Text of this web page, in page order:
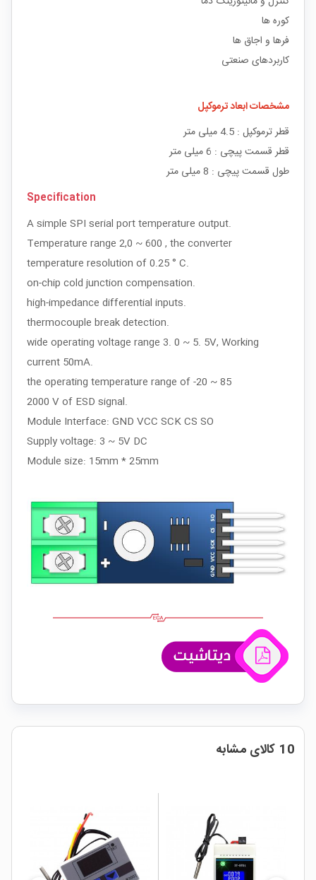
کوره ها
فرها و اجاق ها
کاربردهای صنعتی
مشخصات ابعاد ترموکپل
قطر ترموکپل : 4.5 میلی متر
قطر قسمت پیچی : 6 میلی متر
طول قسمت پیچی : 8 میلی متر
Specification
A simple SPI serial port temperature output.
Temperature range 2,0 ~ 600 , the converter
temperature resolution of 0.25 ° C.
on-chip cold junction compensation.
high-impedance differential inputs.
thermocouple break detection.
wide operating voltage range 3. 0 ~ 5. 5V, Working
current 50mA.
the operating temperature range of -20 ~ 85
2000 V of ESD signal.
Module Interface: GND VCC SCK CS SO
Supply voltage: 3 ~ 5V DC
Module size: 15mm * 25mm
10 کالای مشابه